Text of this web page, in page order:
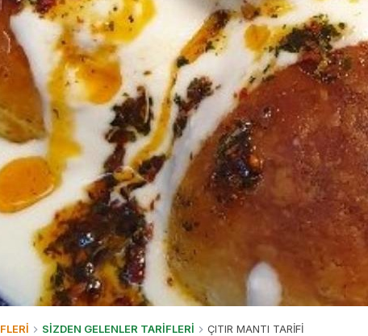
SİZDEN GELENLER TARİFLERİ ÇITIR MANTI TARİFİ